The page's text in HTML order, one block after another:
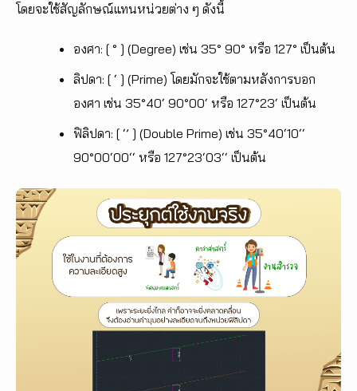
โดยจะใช้สัญลักษณ์แทนหน่วยต่าง ๆ ดังนี้
องศา: [ ° ] (Degree) เช่น 35° 90° หรือ 127° เป็นต้น
ลิปดา: [ ‘ ] (Prime) โดยมักจะใช้ตามหลังการบอก
องศา เช่น 35°40‘ 90°00‘ หรือ 127°23‘ เป็นต้น
ฟิลิปดา: [ ‘’ ] (Double Prime) เช่น 35°40‘10‘‘
90°00‘00‘‘ หรือ 127°23‘03‘‘ เป็นต้น